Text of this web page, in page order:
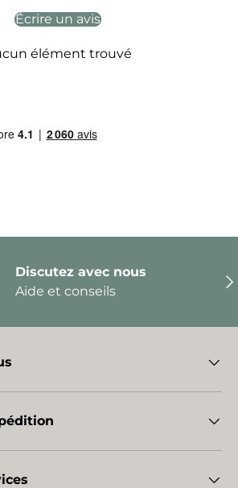
Écrire un avis
élément trouvé
Discutez avec nous
Aide et conseils